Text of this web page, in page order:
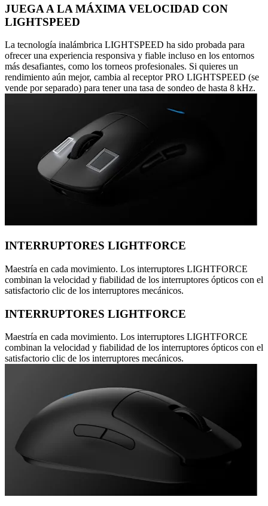
JUEGA A LA MÁXIMA VELOCIDAD CON
LIGHTSPEED
La tecnología inalámbrica LIGHTSPEED ha sido probada para
ofrecer una experiencia responsiva y fiable incluso en los entornos
más desafiantes, como los torneos profesionales. Si quieres un
rendimiento aún mejor, cambia al receptor PRO LIGHTSPEED (se
vende por separado) para tener una tasa de sondeo de hasta 8 kHz.
INTERRUPTORES LIGHTFORCE
Maestría en cada movimiento. Los interruptores LIGHTFORCE
combinan la velocidad y fiabilidad de los interruptores ópticos con el
satisfactorio clic de los interruptores mecánicos.
INTERRUPTORES LIGHTFORCE
Maestría en cada movimiento. Los interruptores LIGHTFORCE
combinan la velocidad y fiabilidad de los interruptores ópticos con el
satisfactorio clic de los interruptores mecánicos.